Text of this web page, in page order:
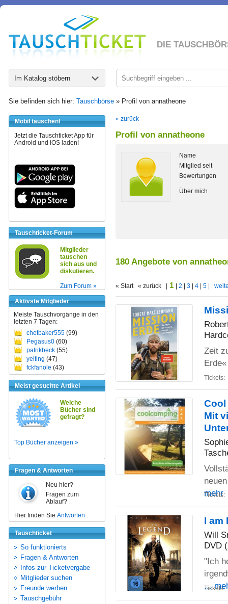
DIE
Im Katalog stöbern
Sie befinden sich hier: Tauschbörse » Profil von annatheone
Mobil tauschen!
Jetzt die Tauschticket App für
Android und iOS laden!
Tauschticket-Forum
Mitglieder
tauschen
sich aus und
diskutieren.
Zum Forum »
Aktivste Mitglieder
Meiste Tauschvorgänge in den
letzten 7 Tagen:
chetbaker555 (99)
Pegasus0 (60)
patrikbeck (55)
yeiting (47)
fckfanole (43)
Meist gesuchte Artikel
Welche
Bücher sind
gefragt?
Top Bücher anzeigen »
Fragen & Antworten
Neu hier?
Fragen zum
Ablauf?
Hier finden Sie Antworten
Tauschticket
So funktionierts
Fragen & Antworten
Infos zur Ticketvergabe
Mitglieder suchen
Freunde werben
Tauschgebühr
« zurück
Profil von annatheone
Name
Mitglied seit
Bewertungen
Über mich
180 Angebote von
« Start « zurück | 1 2 3 4 5
Zeit
Tickets:
Cool
Mit
mehr
Tickets:
I am
Will
DVD
"Ich
...
Tickets: